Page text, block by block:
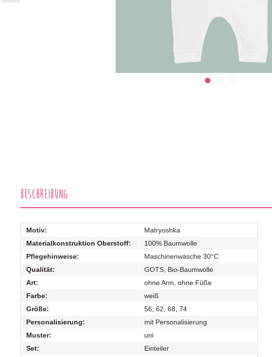
Beschreibung
Motiv:
Matryoshka
Materialkonstruktion Oberstoff:
100% Baumwolle
Pflegehinweise:
Maschinenwäsche 30°C
Qualität:
GOTS, Bio-Baumwolle
Art:
ohne Arm, ohne Füße
Farbe:
weiß
Größe:
56, 62, 68, 74
Personalisierung:
mit Personalisierung
Muster:
uni
Set:
Einteiler